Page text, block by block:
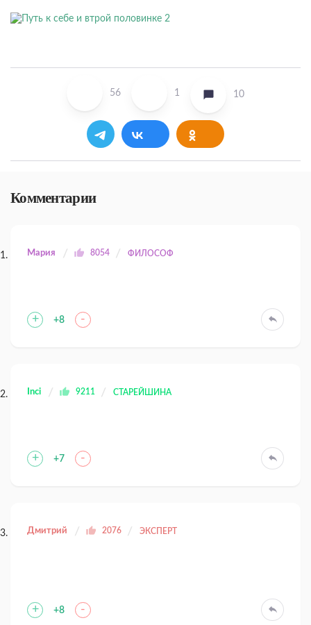
56 1 10
Комментарии
Мария 8054 ФИЛОСОФ
+ +8 -
Inci 9211 СТАРЕЙШИНА
+ +7 -
Дмитрий 2076 ЭКСПЕРТ
+ +8 -